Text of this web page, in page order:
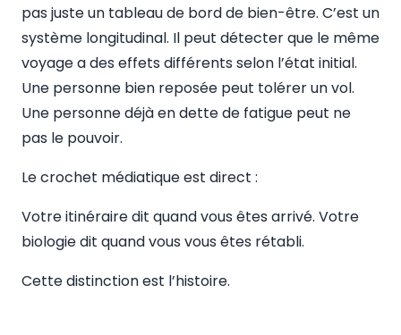
pas juste un tableau de bord de bien-être. C’est un
système longitudinal. Il peut détecter que le même
voyage a des effets différents selon l’état initial.
Une personne bien reposée peut tolérer un vol.
Une personne déjà en dette de fatigue peut ne
pas le pouvoir.
Le crochet médiatique est direct :
Votre itinéraire dit quand vous êtes arrivé. Votre
biologie dit quand vous vous êtes rétabli.
Cette distinction est l’histoire.